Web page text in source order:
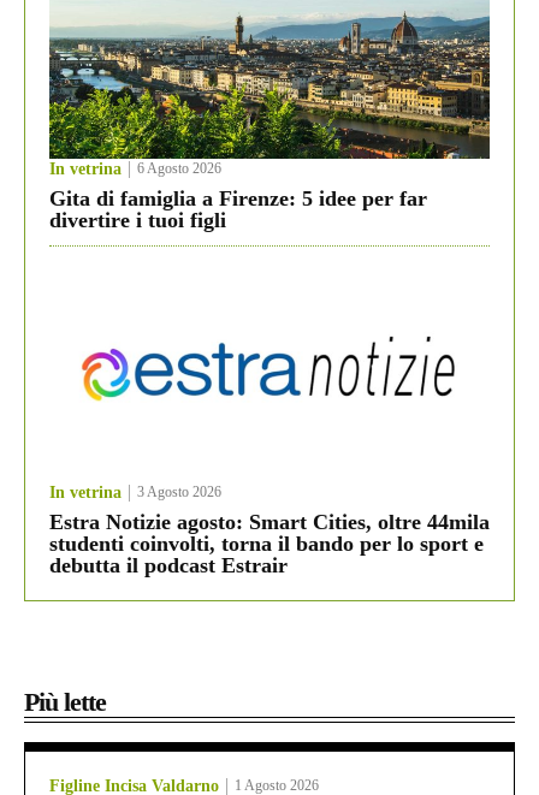
In vetrina 6 Agosto 2026
Gita di famiglia a Firenze: 5 idee per far
divertire i tuoi figli
In vetrina 3 Agosto 2026
Estra Notizie agosto: Smart Cities, oltre 44mila
studenti coinvolti, torna il bando per lo sport e
debutta il podcast Estrair
Più lette
Figline Incisa Valdarno 1 Agosto 2026